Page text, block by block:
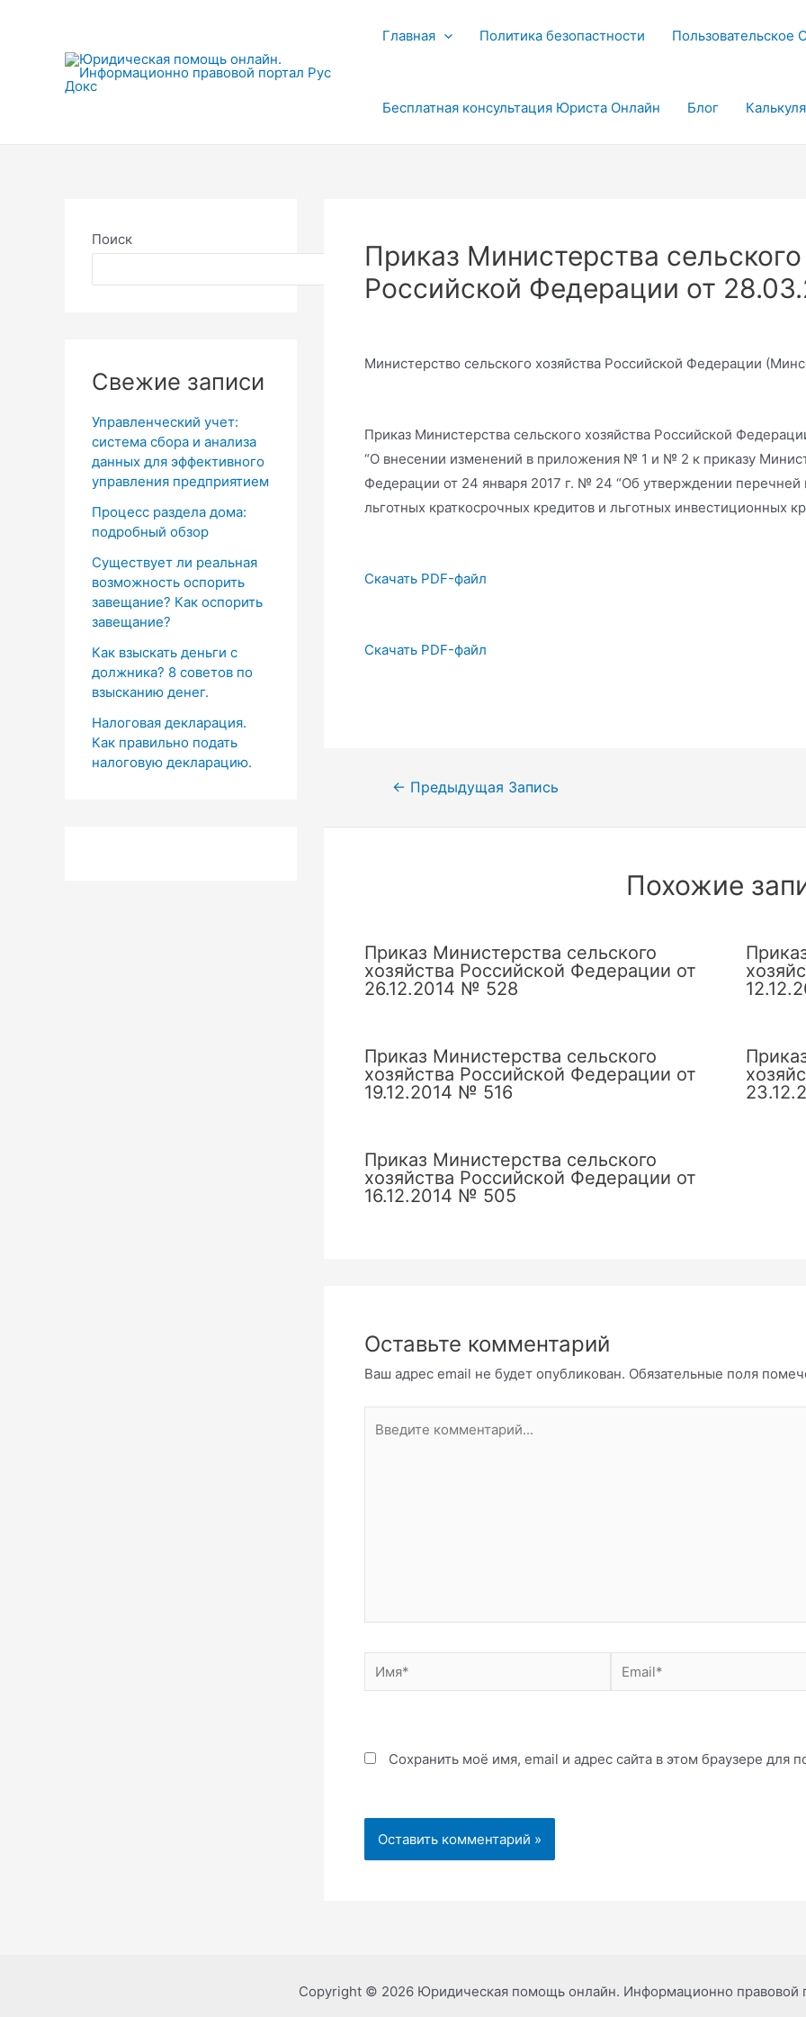
содержимому
Главная Политика безопастности Пользовательское
Бесплатная консультация Юриста Онлайн Блог
Поиск
Поиск
Свежие записи
Управленческий учет:
система сбора и анализа
данных для эффективного
управления предприятием
Процесс раздела дома:
подробный обзор
Существует ли реальная
возможность оспорить
завещание? Как оспорить
завещание?
Как взыскать деньги с
должника? 8 советов по
взысканию денег.
Налоговая декларация.
Как правильно подать
налоговую декларацию.
Приказ Министерства сельского
Российской Федерации от
Министерство сельского хозяйства Российской Федерации
Приказ Министерства сельского хозяйства Российской
“О внесении изменений в приложения № 1 и № 2 к приказу
Федерации от 24 января 2017 г. № 24 “Об утверждении перечней
льготных краткосрочных кредитов и льготных инвестиционных
Скачать PDF-файл
Скачать PDF-файл
Навигация
← Предыдущая Запись
Похожие
Приказ Министерства сельского
хозяйства Российской Федерации от
26.12.2014 № 528
Приказ Министерства сельского
хозяйства Российской Федерации от
19.12.2014 № 516
Приказ Министерства сельского
хозяйства Российской Федерации от
16.12.2014 № 505
Оставьте комментарий
Ваш адрес email не будет опубликован. Обязательные поля
комментарий...
Имя* Email*
Сохранить моё имя, email и адрес сайта в этом браузере для
Copyright © 2026 Юридическая помощь онлайн. Информационно правовой